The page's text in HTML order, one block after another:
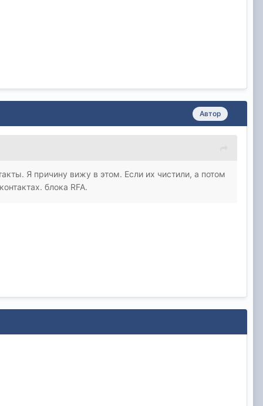
Автор
Я причину вижу в этом. Если их чистили, а потом
блока RFA.